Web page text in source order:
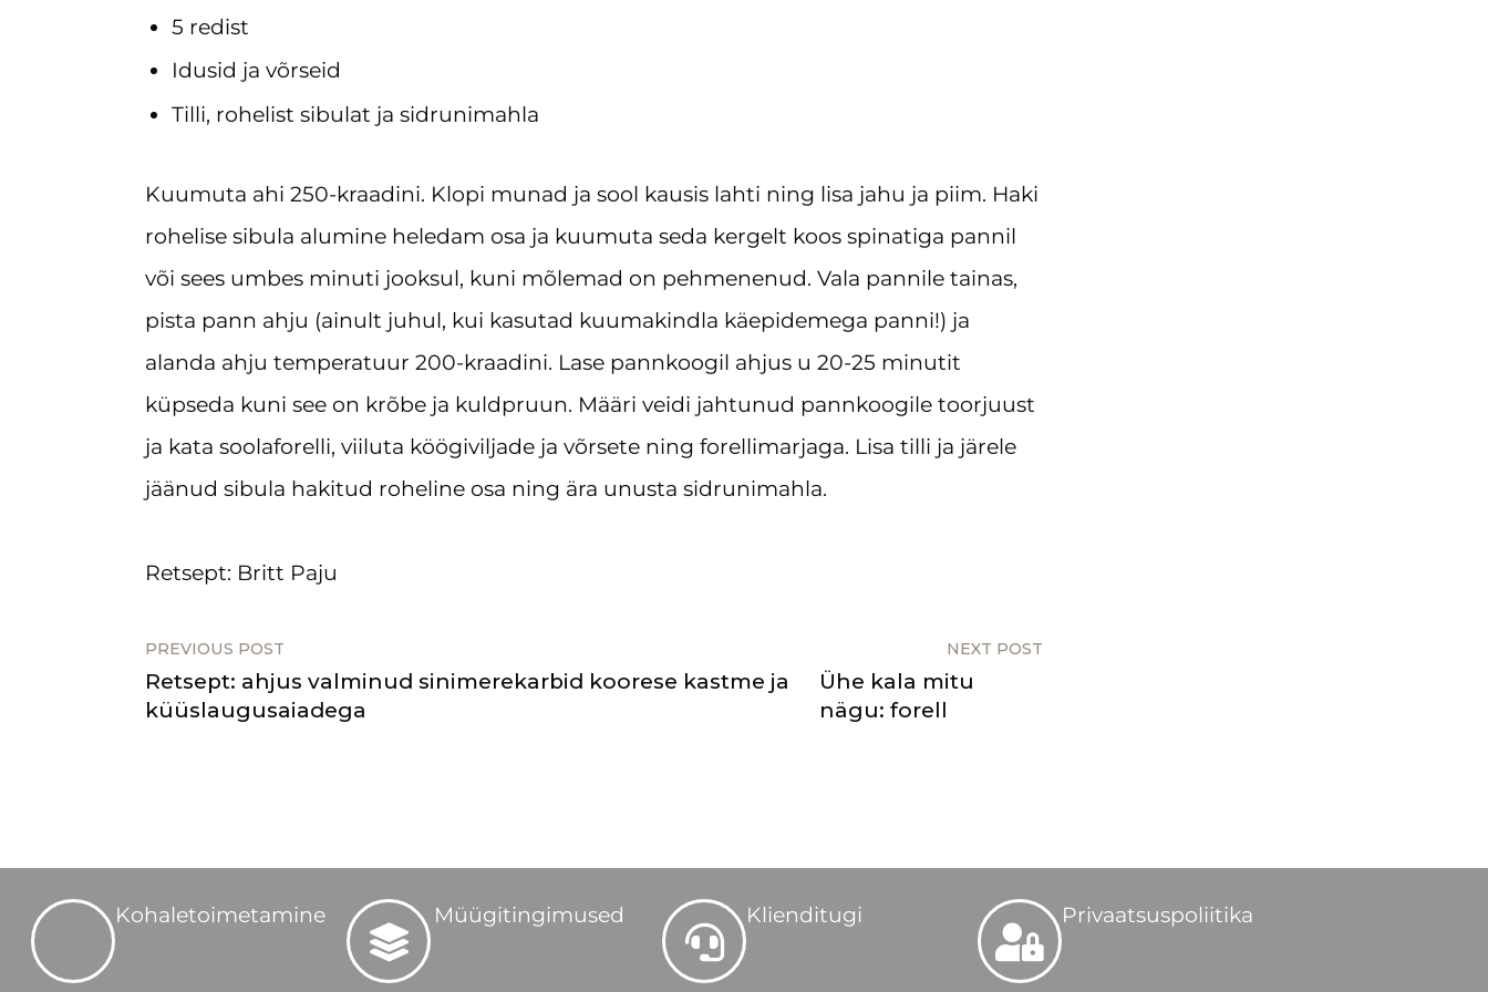
5 redist
Idusid ja võrseid
Tilli, rohelist sibulat ja sidrunimahla
Kuumuta ahi 250-kraadini. Klopi munad ja sool kausis lahti ning lisa jahu ja piim. Haki
rohelise sibula alumine heledam osa ja kuumuta seda kergelt koos spinatiga pannil
või sees umbes minuti jooksul, kuni mõlemad on pehmenenud. Vala pannile tainas,
pista pann ahju (ainult juhul, kui kasutad kuumakindla käepidemega panni!) ja
alanda ahju temperatuur 200-kraadini. Lase pannkoogil ahjus u 20-25 minutit
küpseda kuni see on krõbe ja kuldpruun. Määri veidi jahtunud pannkoogile toorjuust
ja kata soolaforelli, viiluta köögiviljade ja võrsete ning forellimarjaga. Lisa tilli ja järele
jäänud sibula hakitud roheline osa ning ära unusta sidrunimahla.
Retsept: Britt Paju
PREVIOUS POST NEXT POST
Retsept: ahjus valminud sinimerekarbid koorese kastme ja
küüslaugusaiadega
Ühe kala mitu
nägu: forell
Kohaletoimetamine Müügitingimused Klienditugi Privaatsuspoliitika